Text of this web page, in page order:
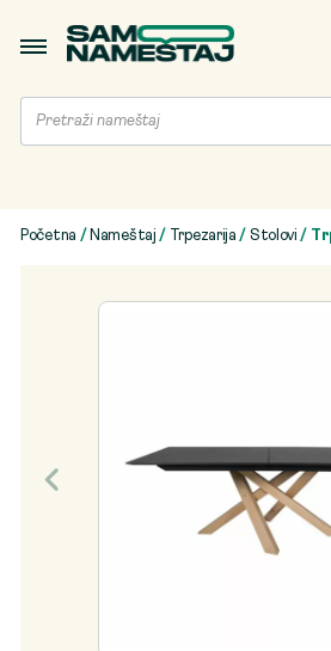
Početna / Nameštaj / Trpezarija / Stolovi /